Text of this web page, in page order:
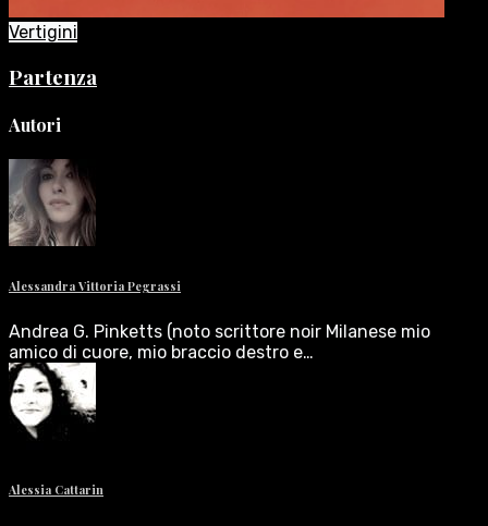
Vertigini
Partenza
Autori
Alessandra Vittoria Pegrassi
Andrea G. Pinketts (noto scrittore noir Milanese mio
amico di cuore, mio braccio destro e…
Alessia Cattarin